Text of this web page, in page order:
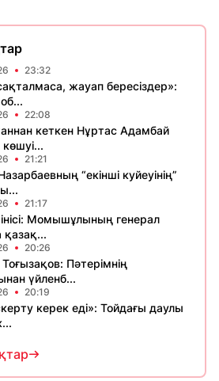
23:32
жауап бересіздер»:
22:08
кеткен Нұртас Адамбай
21:21
“екінші куйеуінің”
21:17
Момышұлының генерал
қазақ...
20:26
Пәтерімнің
үйленб...
20:19
керек еді»: Тойдағы даулы